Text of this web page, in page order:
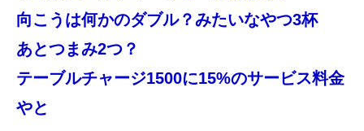
向こうは何かのダブル？みたいなやつ3杯
あとつまみ2つ？
テーブルチャージ1500に15%のサービス料金
やと